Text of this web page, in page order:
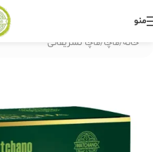
منو
خانه/ماچا/ماچا تشریفاتی